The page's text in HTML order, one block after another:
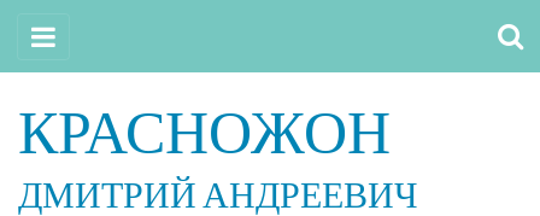
КРАСНОЖОН
ДМИТРИЙ АНДРЕЕВИЧ